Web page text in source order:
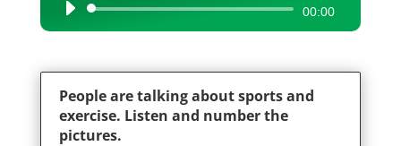
Audio
Player
00:00
People are talking about sports and
exercise. Listen and number the
pictures.